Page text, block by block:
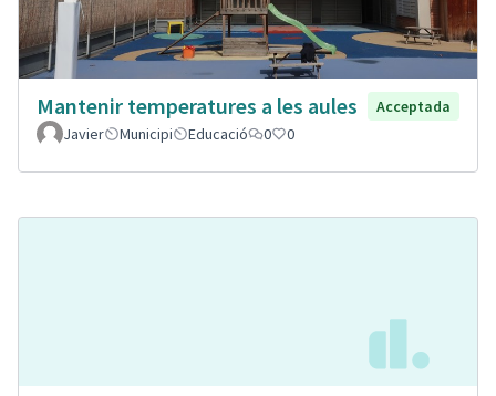
Mantenir temperatures a les aules
Acceptada
Javier
Municipi Educació 0 0